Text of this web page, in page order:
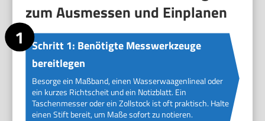
zum Ausmessen und Einplanen
Schritt 1: Benötigte Messwerkzeuge
bereitlegen
Besorge ein Maßband, einen Wasserwaagenlineal oder
ein kurzes Richtscheit und ein Notizblatt. Ein
Taschenmesser oder ein Zollstock ist oft praktisch. Halte
einen Stift bereit, um Maße sofort zu notieren.